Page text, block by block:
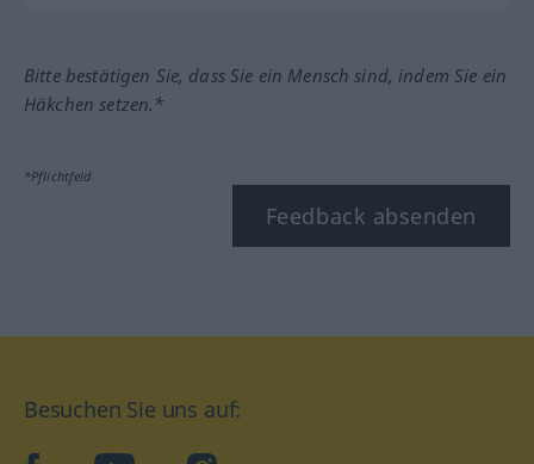
Bitte bestätigen Sie, dass Sie ein Mensch sind, indem Sie ein
Häkchen setzen.*
*Pflichtfeld
Feedback absenden
Besuchen Sie uns auf: